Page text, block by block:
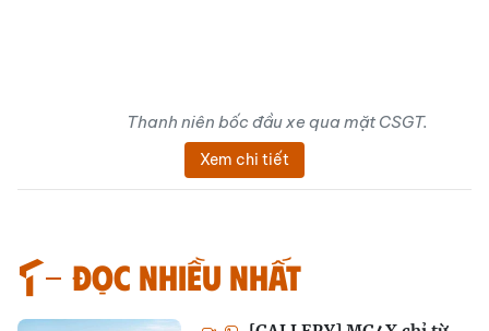
Thanh niên bốc đầu xe qua mặt CSGT.
Xem chi tiết
Đọc nhiều nhất